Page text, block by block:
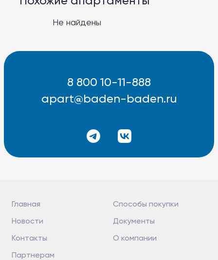
Не найдены
8 800 10-11-888
apart@baden-baden.ru
Главная
Способы покупки
Новости
Документы
Контакты
О компании
Партнерам